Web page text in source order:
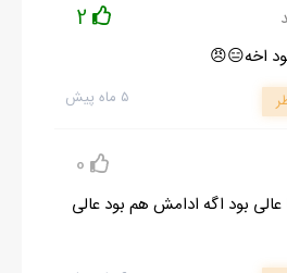
2
اخه😑😠
۵ ماه پیش
0
بود اگه ادامش هم بود عالی